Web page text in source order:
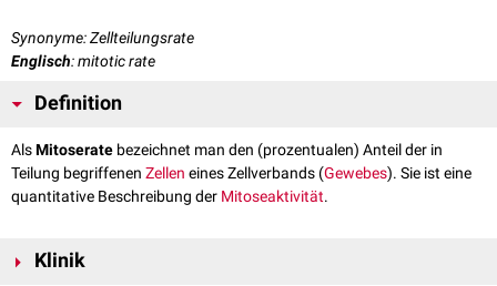
Synonyme: Zellteilungsrate
Englisch: mitotic rate
Definition
AlsMitoserate bezeichnet man den (prozentualen) Anteil der in
Teilung begriffenen Zellen eines Zellverbands (Gewebes). Sie ist eine
quantitative Beschreibung der Mitoseaktivität.
Klinik